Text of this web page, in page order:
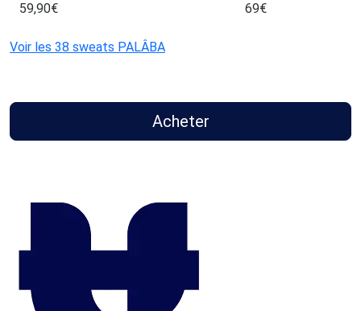
59,90€
69€
Voir les 38 sweats PALÂBA
Acheter